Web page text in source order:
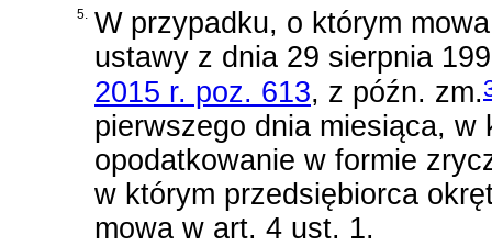
5. W przypadku, o którym
ustawy z dnia 29 sierpnia
2015 r. poz. 613, z późn. zm.
pierwszego dnia miesiąca, w
opodatkowanie w formie
w którym przedsiębiorca
mowa w art. 4 ust. 1.